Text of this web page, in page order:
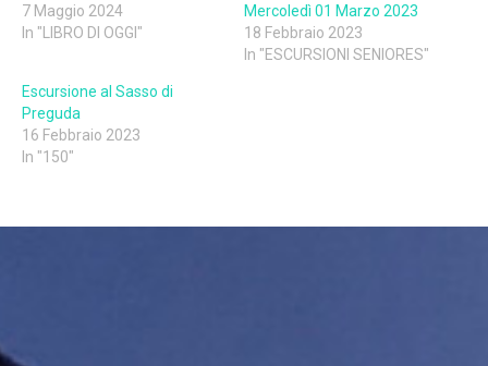
7 Maggio 2024
In "LIBRO DI OGGI"
Mercoledì 01 Marzo 2023
18 Febbraio 2023
In "ESCURSIONI SENIORES"
Escursione al Sasso di
Preguda
16 Febbraio 2023
In "150"